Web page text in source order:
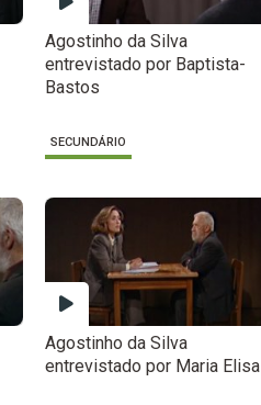
Agostinho da Silva
entrevistado por Baptista-
Bastos
SECUNDÁRIO
Agostinho da Silva
entrevistado por Maria Elisa